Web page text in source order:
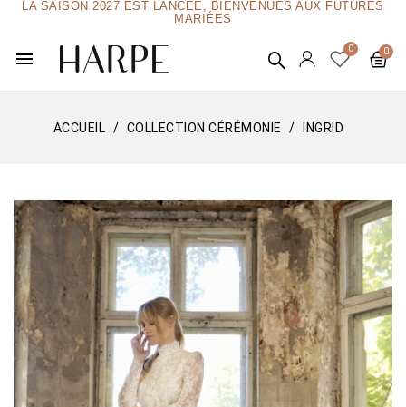
LA SAISON 2027 EST LANCÉE, BIENVENUES AUX FUTURES
MARIÉES
menu
ACCUEIL COLLECTION CÉRÉMONIE INGRID